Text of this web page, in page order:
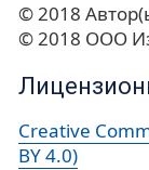
© 2018
© 2018 ООО
Creative
BY 4.0)